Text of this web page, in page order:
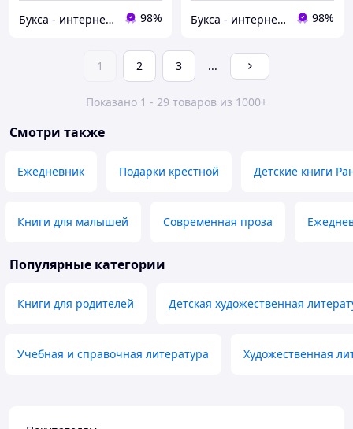
Букса - интернет-магазин книг, товаров для детей и подарков 98% Букса - интернет-магазин книг, товаров для детей и подарков 98%
1 2 3 ...
Показано 1 - 29 товаров из 1000+
Смотри также
Ежедневник Подарки крестной Детские книги
Книги для малышей Современная проза
Популярные категории
Книги для родителей Детская художественная
Учебная и справочная литература Художественная